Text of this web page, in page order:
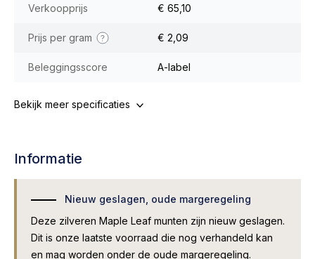
Verkoopprijs € 65,10
Prijs per gram € 2,09
Beleggingsscore A-label
Bekijk meer specificaties
Informatie
Nieuw geslagen, oude margeregeling
Deze zilveren Maple Leaf munten zijn nieuw geslagen.
Dit is onze laatste voorraad die nog verhandeld kan
en mag worden onder de oude margeregeling.